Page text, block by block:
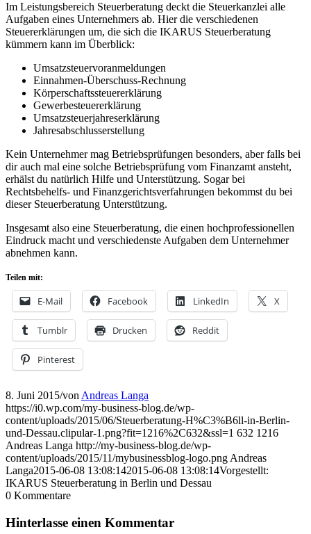
Im Leistungsbereich Steuerberatung deckt die Steuerkanzlei alle
Aufgaben eines Unternehmers ab. Hier die verschiedenen
Steuererklärungen um, die sich die IKARUS Steuerberatung
kümmern kann im Überblick:
Umsatzsteuervoranmeldungen
Einnahmen-Überschuss-Rechnung
Körperschaftssteuererklärung
Gewerbesteuererklärung
Umsatzsteuerjahreserklärung
Jahresabschlusserstellung
Kein Unternehmer mag Betriebsprüfungen besonders, aber falls bei
dir auch mal eine solche Betriebsprüfung vom Finanzamt ansteht,
erhälst du natürlich Hilfe und Unterstützung. Sogar bei
Rechtsbehelfs- und Finanzgerichtsverfahrungen bekommst du bei
dieser Steuerberatung Unterstützung.
Insgesamt also eine Steuerberatung, die einen hochprofessionellen
Eindruck macht und verschiedenste Aufgaben dem Unternehmer
abnehmen kann.
Teilen mit:
E-Mail Facebook LinkedIn X
Tumblr Drucken Reddit
Pinterest
8. Juni 2015/von Andreas Langa
https://i0.wp.com/my-business-blog.de/wp-
content/uploads/2015/06/Steuerberatung-H%C3%B6ll-in-Berlin-
und-Dessau.clipular-1.png?fit=1216%2C632&ssl=1 632 1216
Andreas Langa http://my-business-blog.de/wp-
content/uploads/2015/11/mybusinessblog-logo.png Andreas
Langa2015-06-08 13:08:142015-06-08 13:08:14Vorgestellt:
IKARUS Steuerberatung in Berlin und Dessau
0 Kommentare
Hinterlasse einen Kommentar